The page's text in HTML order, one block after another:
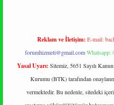
Reklam ve İletişim: E-mail:
forumhizmeti@gmail.comWhatsapp:
Yasal Uyarı: Sitemiz, 5651 Sayılı
Kurumu (BTK) tarafından
vermektedir. Bu nedenle, sitedeki